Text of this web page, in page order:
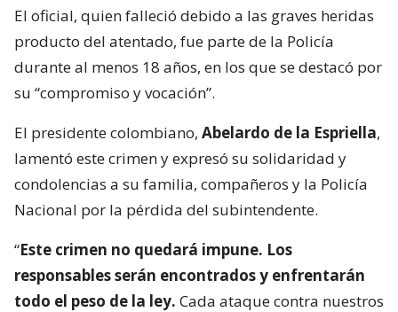
El oficial, quien falleció debido a las graves heridas
producto del atentado, fue parte de la Policía
durante al menos 18 años, en los que se destacó por
su “compromiso y vocación”.
El presidente colombiano, Abelardo de la Espriella,
lamentó este crimen y expresó su solidaridad y
condolencias a su familia, compañeros y la Policía
Nacional por la pérdida del subintendente.
“Este crimen no quedará impune. Los
responsables serán encontrados y enfrentarán
todo el peso de la ley. Cada ataque contra nuestros